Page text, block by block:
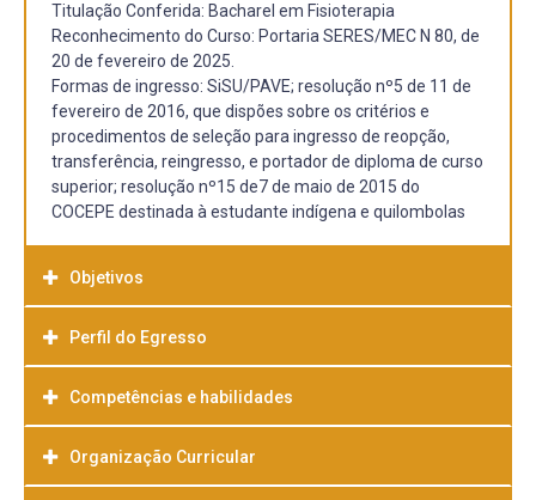
Titulação Conferida: Bacharel em Fisioterapia
Reconhecimento do Curso: Portaria SERES/MEC N 80, de
20 de fevereiro de 2025.
Formas de ingresso: SiSU/PAVE; resolução nº5 de 11 de
fevereiro de 2016, que dispões sobre os critérios e
procedimentos de seleção para ingresso de reopção,
transferência, reingresso, e portador de diploma de curso
superior; resolução nº15 de7 de maio de 2015 do
COCEPE destinada à estudante indígena e quilombolas
Objetivos
Objetivo Geral
Formar um profissional capaz de intervir nas áreas da
saúde, educação e social, em seus diversos níveis de
atenção e políticas vigentes, de forma crítico reflexiva,
utilizando recursos de formação embasados na visão
humanista da prática fisioterapêutica.
Perfil do Egresso
Competências e habilidades
A formação universitária e a pratica profissional, deve
basear-se numa sólida fundamentação de pesquisa
Organização Curricular